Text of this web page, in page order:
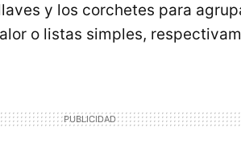
y los corchetes para
o listas simples,